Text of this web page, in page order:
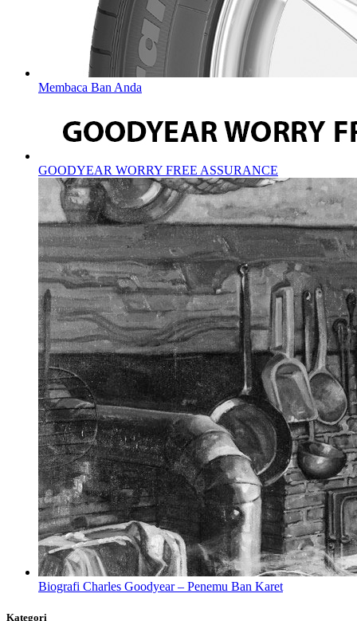
Membaca Ban Anda
GOODYEAR WORRY FREE ASSURANCE
Biografi Charles Goodyear – Penemu Ban Karet
Kategori